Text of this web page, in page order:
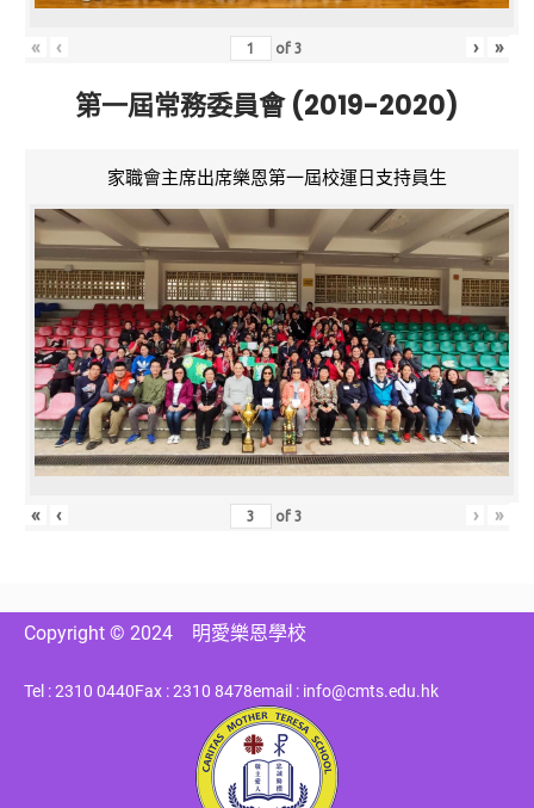
« ‹ of3 › »
第一屆常務委員會 (2019-2020)
家職會主席出席樂恩第一屆校運日支持員生
« ‹ of3 › »
Copyright © 2024 明愛樂恩學校
Tel : 2310 0440Fax : 2310 8478email : info@cmts.edu.hk